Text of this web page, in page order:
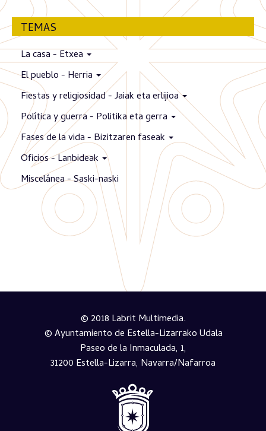
TEMAS
La casa - Etxea
El pueblo - Herria
Fiestas y religiosidad - Jaiak eta erlijioa
Política y guerra - Politika eta gerra
Fases de la vida - Bizitzaren faseak
Oficios - Lanbideak
Miscelánea - Saski-naski
© 2018 Labrit Multimedia.
© Ayuntamiento de Estella-Lizarrako Udala
Paseo de la Inmaculada, 1,
31200 Estella-Lizarra, Navarra/Nafarroa